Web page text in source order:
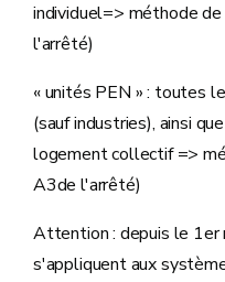
individuel=> méthode
l'arrêté)
« unités PEN » : toutes
(sauf industries), ainsi
logement collectif =>
A3de l'arrêté)
Attention : depuis le 1er
s'appliquent aux